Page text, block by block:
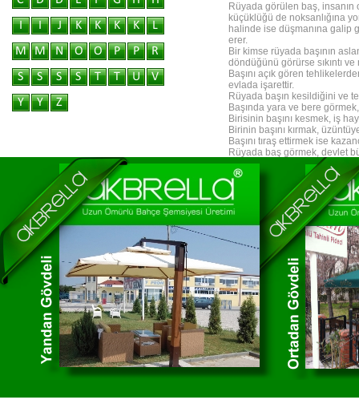
Rüyada görülen baş, insanın
küçüklüğü de noksanlığına
halinde ise düşmanına galip
erer.
Bir kimse rüyada başının
döndüğünü görürse sıkıntı
Başını açık gören
evlada işarettir.
Rüyada başın kesildiğini ve
Başında yara ve bere
Birisinin başını kesmek, iş
Birinin başını kırmak,
Başını tıraş ettirmek ise
Rüyada baş görmek, devlet
görmek, bir büyük adamın
kesilmediği halde başının
kesilerek başının
ise aylığı ve kazancı artar;
başını gölgesinde veya
bir büyüğünden yardım
yorumlanır; uzun ömür,
yaralandığını veya
Başının insandan gayri bir
şeref ve yükselişe, küçülmesi